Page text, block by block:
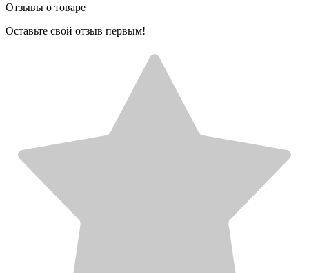
Отзывы о товаре
Оставьте свой отзыв первым!